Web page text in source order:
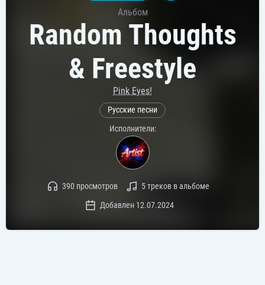
Альбом
Random Thoughts
& Freestyle
Pink Eyes!
Русские песни
Исполнители:
390 просмотров
5 треков в альбоме
Добавлен 12.07.2024